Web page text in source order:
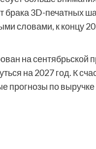
брака 3D-печатных
словами, к концу
на сентябрьской
на 2027 год. К
прогнозы по